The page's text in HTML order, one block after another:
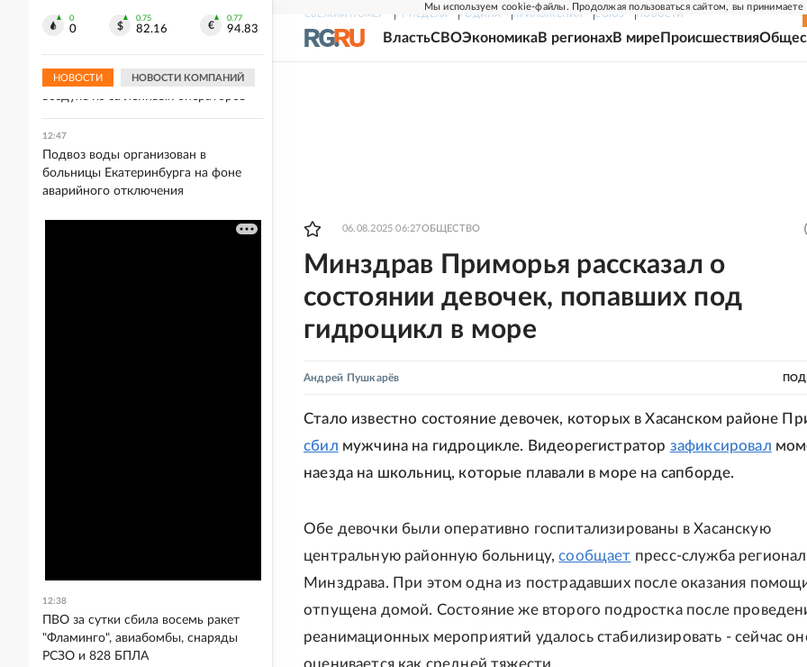
Мы используем cookie-файлы. Продолжая пользоваться сайтом, вы принимаете
СВЕЖИЙ НОМЕР РГ-НЕДЕЛЯ РОДИНА ПРИЛОЖЕНИЯ СОЮЗ НОВОСТИ
ВластьСВОЭкономикаВ регионахВ мире Происшествия
06.08.2025 06:27ОБЩЕСТВО
Минздрав Приморья рассказал о
состоянии девочек, попавших под
гидроцикл в море
Андрей Пушкарёв
Стало известно состояние девочек, которых в Хасанском районе
сбил мужчина на гидроцикле. Видеорегистратор зафиксировал
наезда на школьниц, которые плавали в море на сапборде.
Обе девочки были оперативно госпитализированы в Хасанскую
центральную районную больницу,сообщает пресс-служба
Минздрава. При этом одна из пострадавших после оказания
отпущена домой. Состояние же второго подростка после
реанимационных мероприятий удалось стабилизировать - сейчас
оценивается как средней тяжести.
0
0
0.75
82.16
0.77
94.83
НОВОСТИ НОВОСТИ КОМПАНИЙ
раком кожи
Украинские дроны сталкиваются в
воздухе из-за ленивых операторов
12:47
Подвоз воды организован в
больницы Екатеринбурга на фоне
аварийного отключения
12:38
ПВО за сутки сбила восемь ракет
"Фламинго", авиабомбы, снаряды
РСЗО и 828 БПЛА